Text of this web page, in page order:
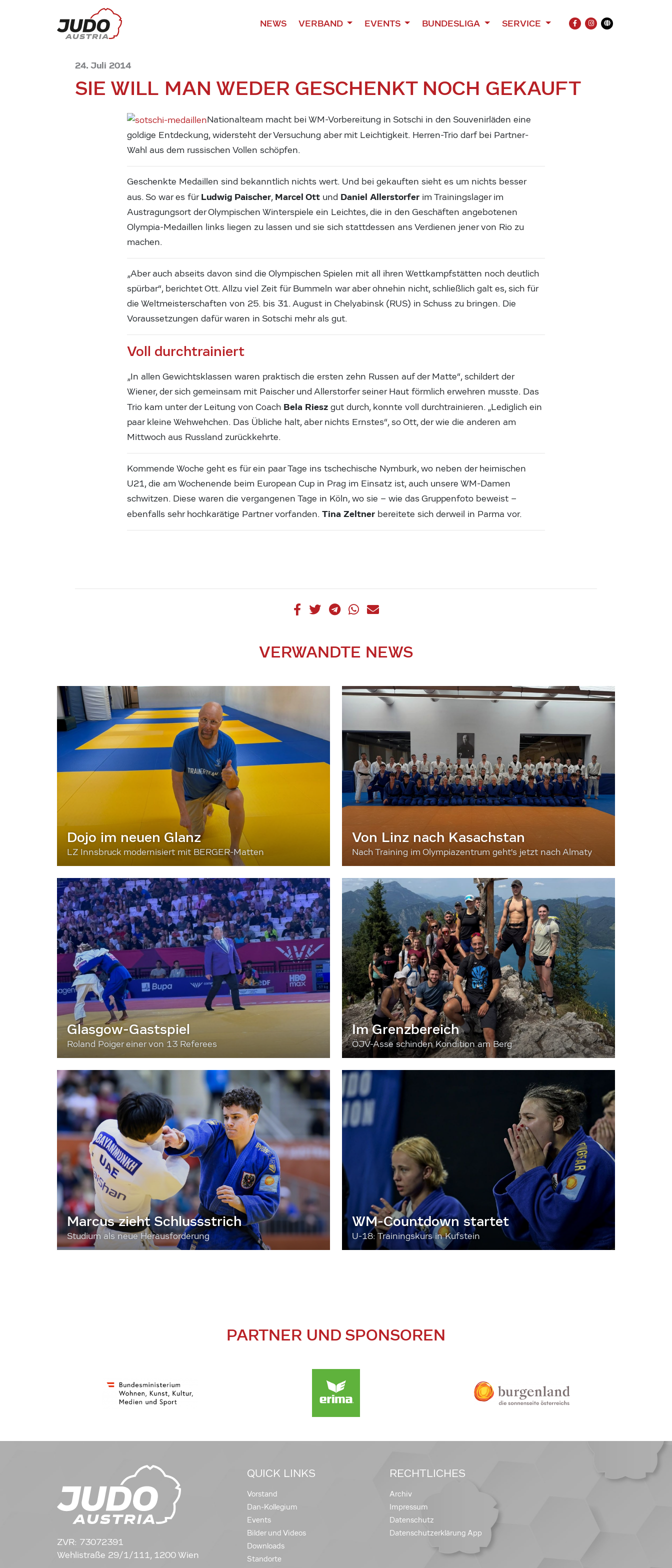
NEWS VERBAND EVENTS BUNDESLIGA SERVICE
FACEBOOK
INSTAGRAM
Übersetzung
24. Juli 2014
SIE WILL MAN WEDER GESCHENKT NOCH GEKAUFT
Nationalteam macht bei WM-Vorbereitung in Sotschi in den Souvenirläden eine
goldige Entdeckung, widersteht der Versuchung aber mit Leichtigkeit. Herren-Trio darf bei Partner-
Wahl aus dem russischen Vollen schöpfen.
Geschenkte Medaillen sind bekanntlich nichts wert. Und bei gekauften sieht es um nichts besser
aus. So war es fürLudwig Paischer, Marcel Ott und Daniel Allerstorfer im Trainingslager im
Austragungsort der Olympischen Winterspiele ein Leichtes, die in den Geschäften angebotenen
Olympia-Medaillen links liegen zu lassen und sie sich stattdessen ans Verdienen jener von Rio zu
machen.
„Aber auch abseits davon sind die Olympischen Spielen mit all ihren Wettkampfstätten noch deutlich
spürbar“, berichtet Ott. Allzu viel Zeit für Bummeln war aber ohnehin nicht, schließlich galt es, sich für
die Weltmeisterschaften von 25. bis 31. August in Chelyabinsk (RUS) in Schuss zu bringen. Die
Voraussetzungen dafür waren in Sotschi mehr als gut.
Voll durchtrainiert
„In allen Gewichtsklassen waren praktisch die ersten zehn Russen auf der Matte“, schildert der
Wiener, der sich gemeinsam mit Paischer und Allerstorfer seiner Haut förmlich erwehren musste. Das
Trio kam unter der Leitung von Coach Bela Riesz gut durch, konnte voll durchtrainieren. „Lediglich ein
paar kleine Wehwehchen. Das Übliche halt, aber nichts Ernstes“, so Ott, der wie die anderen am
Mittwoch aus Russland zurückkehrte.
Kommende Woche geht es für ein paar Tage ins tschechische Nymburk, wo neben der heimischen
U21, die am Wochenende beim European Cup in Prag im Einsatz ist, auch unsere WM-Damen
schwitzen. Diese waren die vergangenen Tage in Köln, wo sie – wie das Gruppenfoto beweist –
ebenfalls sehr hochkarätige Partner vorfanden. Tina Zeltner bereitete sich derweil in Parma vor.
VERWANDTE NEWS
Dojo im neuen Glanz
LZ Innsbruck modernisiert mit BERGER-Matten
Von Linz nach Kasachstan
Nach Training im Olympiazentrum geht's jetzt nach Almaty
Glasgow-Gastspiel
Roland Poiger einer von 13 Referees
Im Grenzbereich
ÖJV-Asse schinden Kondition am Berg
Marcus zieht Schlussstrich
Studium als neue Herausforderung
WM-Countdown startet
U-18: Trainingskurs in Kufstein
PARTNER UND SPONSOREN
ZVR: 73072391
Wehlistraße 29/1/111, 1200 Wien
QUICK LINKS
Vorstand
Dan-Kollegium
Events
Bilder und Videos
Downloads
Standorte
RECHTLICHES
Archiv
Impressum
Datenschutz
Datenschutzerklärung App